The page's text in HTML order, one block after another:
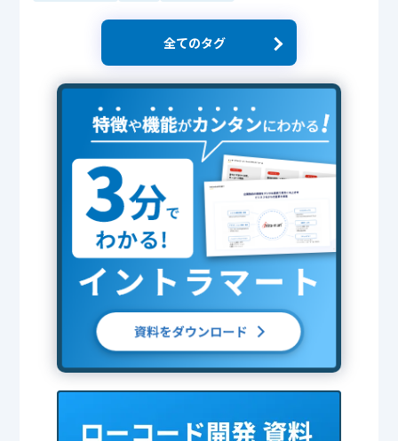
全てのタグ